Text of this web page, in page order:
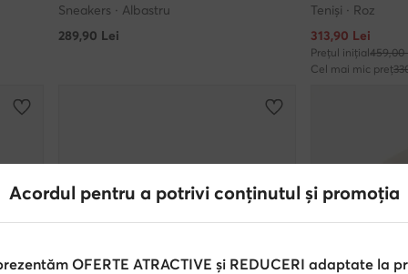
Sneakers · Albastru
289,90 Lei
Teniși · Roz
Prețul actual
313,90 Lei
Prețul inițial459,00
Cel mai mic preț
Acordul pentru a potrivi conținutul și promoția
OFERTE ATRACTIVE și REDUCERI adaptate la